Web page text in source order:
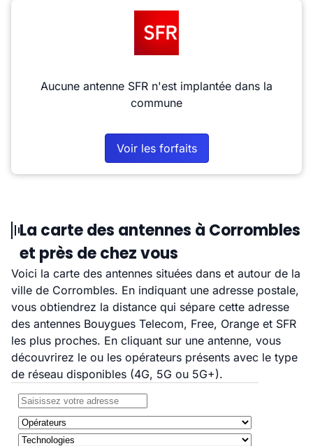
Aucune antenne SFR n'est implantée dans la
commune
Voir les forfaits
La carte des antennes à Corrombles
et près de chez vous
Voici la carte des antennes situées dans et autour de la
ville de Corrombles. En indiquant une adresse postale,
vous obtiendrez la distance qui sépare cette adresse
des antennes Bouygues Telecom, Free, Orange et SFR
les plus proches. En cliquant sur une antenne, vous
découvrirez le ou les opérateurs présents avec le type
de réseau disponibles (4G, 5G ou 5G+).